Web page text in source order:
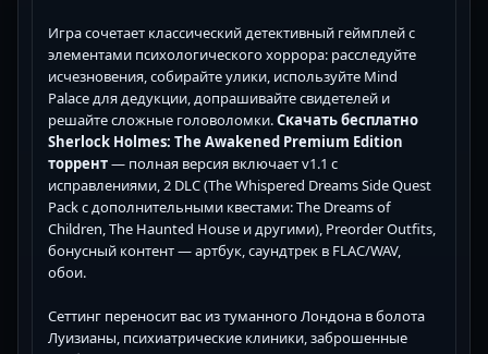
Игра сочетает классический детективный геймплей с
элементами психологического хоррора: расследуйте
исчезновения, собирайте улики, используйте Mind
Palace для дедукции, допрашивайте свидетелей и
решайте сложные головоломки.Скачать бесплатно
Sherlock Holmes: The Awakened Premium Edition
торрент— полная версия включает v1.1 с
исправлениями, 2 DLC (The Whispered Dreams Side Quest
Pack с дополнительными квестами: The Dreams of
Children, The Haunted House и другими), Preorder Outfits,
бонусный контент — артбук, саундтрек в FLAC/WAV,
обои.
Сеттинг переносит вас из туманного Лондона в болота
Луизианы, психиатрические клиники, заброшенные